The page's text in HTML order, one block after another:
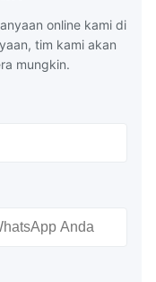
Q235,
online kami di
tim kami akan
mungkin.